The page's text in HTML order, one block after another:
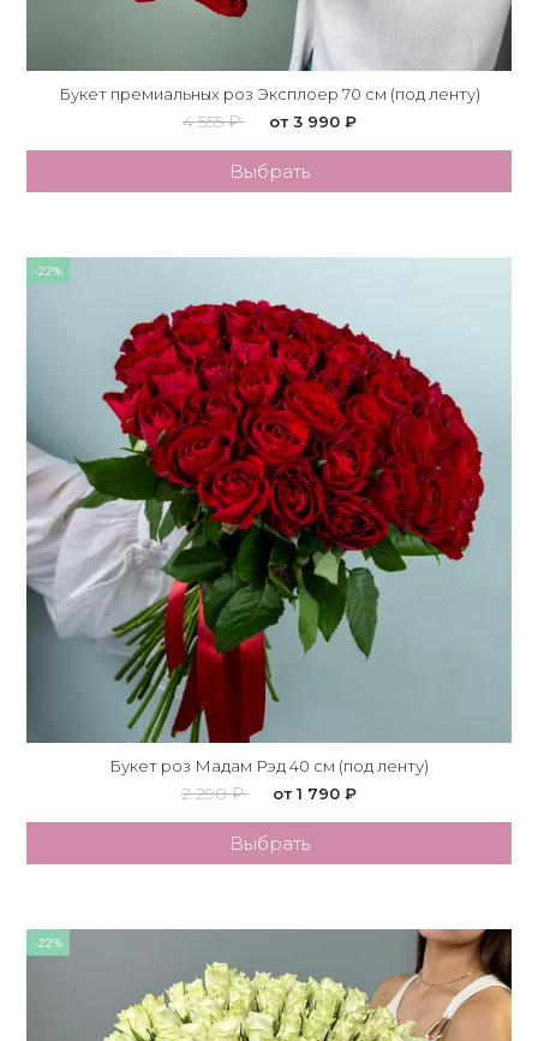
Букет премиальных роз Эксплоер 70 см (под ленту)
4 555 ₽ от 3 990 ₽
Выбрать
-22%
Букет роз Мадам Рэд 40 см (под ленту)
2 290 ₽ от 1 790 ₽
Выбрать
-22%